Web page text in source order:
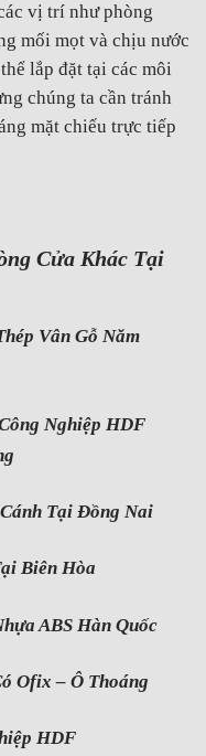
vị trí như phòng
mối mọt và chịu nước
lắp đặt tại các môi
chúng ta cần tránh
mặt chiếu trực tiếp
Cửa Khác Tại
Vân Gỗ Năm
Nghiệp HDF
Tại Đồng Nai
Biên Hòa
ABS Hàn Quốc
Ofix – Ô Thoáng
HDF